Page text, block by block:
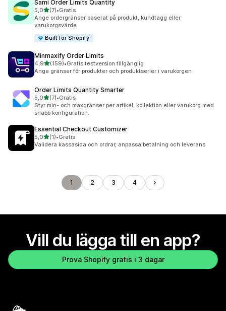
Sami Order Limits Quantity
5,0av 5 stjärnor
(7)
7 recensioner totalt
•Gratis
Ange ordergränser baserat på produkt, kundtagg eller
varukorgsvärde
Built for Shopify
Minmaxify Order Limits
4,9av 5 stjärnor
(159)
159 recensioner totalt
•Gratis testversion tillgänglig
Ange gränser för produkter och produktserier i varukorgen
Order Limits Quantity Smarter
5,0av 5 stjärnor
(7)
7 recensioner totalt
•Gratis
Styr min- och maxgränser per artikel, kollektion eller varukorg med
snabb konfiguration.
Essential Checkout Customizer
5,0av 5 stjärnor
(1)
1 recensioner totalt
•Gratis
Validera kassasida och ordrar, anpassa betalning och leverans
1 2 3 4
Vill du lägga till en app?
Prova Shopify gratis i 3 dagar